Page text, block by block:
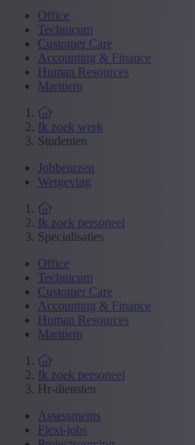
Office
Technicum
Customer Care
Accounting & Finance
Human Resources
Maritiem
Ik zoek werk
Studenten
Jobbeurzen
Wetgeving
Ik zoek personeel
Specialisaties
Office
Technicum
Customer Care
Accounting & Finance
Human Resources
Maritiem
Ik zoek personeel
Hr-diensten
Assessments
Flexi-jobs